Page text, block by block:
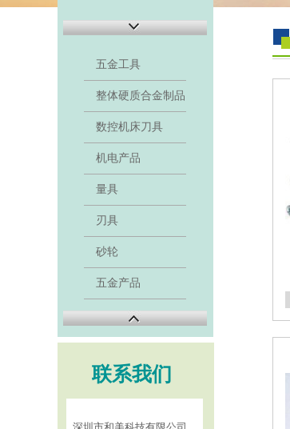
五金工具
整体硬质合金制品
数控机床刀具
机电产品
量具
刃具
砂轮
五金产品
联系我们